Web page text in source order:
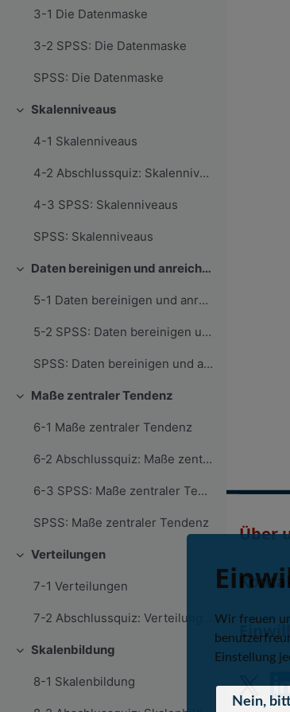
3-1 Die Datenmaske
3-2 SPSS: Die Datenmaske
SPSS: Die Datenmaske
Einklappen
Skalenniveaus
4-1 Skalenniveaus
4-2 Abschlussquiz: Skalenniveaus
4-3 SPSS: Skalenniveaus
SPSS: Skalenniveaus
Einklappen Daten bereinigen und anreichern
5-1 Daten bereinigen und anreichern
5-2 SPSS: Daten bereinigen und anreichern
SPSS: Daten bereinigen und anreichern
Einklappen
Maße zentraler Tendenz
6-1 Maße zentraler Tendenz
6-2 Abschlussquiz: Maße zentraler Tendenz
6-3 SPSS: Maße zentraler Tendenz
SPSS: Maße zentraler Tendenz
Einklappen
Verteilungen
7-1 Verteilungen
Einklappen
Skalenbildung
8-1 Skalenbildung
Über
Wir freuen
Einstellung
Nein,